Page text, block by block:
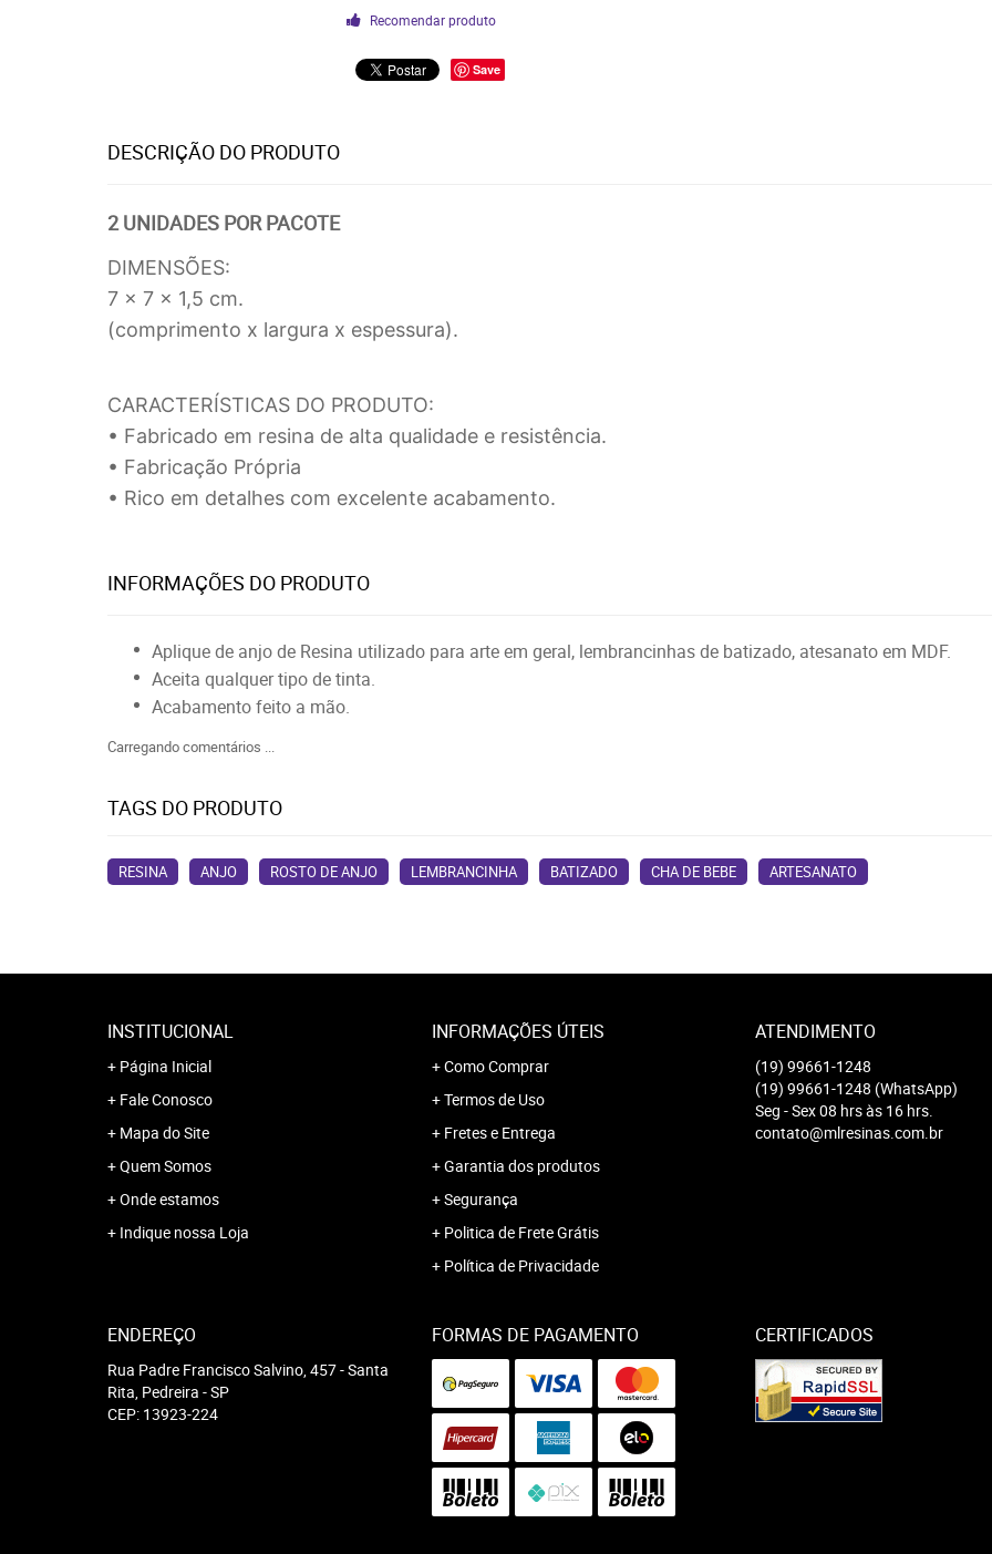
Recomendar produto
Save
DESCRIÇÃO DO PRODUTO
2 UNIDADES POR PACOTE
DIMENSÕES:
7 x 7 x 1,5 cm.
(comprimento x largura x espessura).
CARACTERÍSTICAS DO PRODUTO:
• Fabricado em resina de alta qualidade e resistência.
• Fabricação Própria
• Rico em detalhes com excelente acabamento.
INFORMAÇÕES DO PRODUTO
Aplique de anjo de Resina utilizado para arte em geral, lembrancinhas de batizado, atesanato em MDF.
Aceita qualquer tipo de tinta.
Acabamento feito a mão.
Carregando comentários ...
TAGS DO PRODUTO
RESINA ANJO ROSTO DE ANJO LEMBRANCINHA BATIZADO CHA DE BEBE ARTESANATO
INSTITUCIONAL
Página Inicial
Fale Conosco
Mapa do Site
Quem Somos
Onde estamos
Indique nossa Loja
INFORMAÇÕES ÚTEIS
Como Comprar
Termos de Uso
Fretes e Entrega
Garantia dos produtos
Segurança
Politica de Frete Grátis
Política de Privacidade
ATENDIMENTO
(19) 99661-1248
(19) 99661-1248 (WhatsApp)
Seg - Sex 08 hrs às 16 hrs.
contato@mlresinas.com.br
ENDEREÇO
Rua Padre Francisco Salvino, 457-Santa
Rita, Pedreira -SP
CEP: 13923-224
FORMAS DE PAGAMENTO CERTIFICADOS